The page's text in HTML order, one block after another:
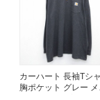
カーハート 長袖Tシ
胸ポケット グレー メ